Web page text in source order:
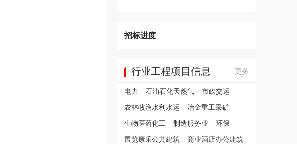
招标进度
行业工程项目信息
更多
电力
石油石化天然气
市政交运
农林牧渔水利水运
冶金重工采矿
生物医药化工
制造服务业
环保
展览康乐公共建筑
商业酒店办公建筑